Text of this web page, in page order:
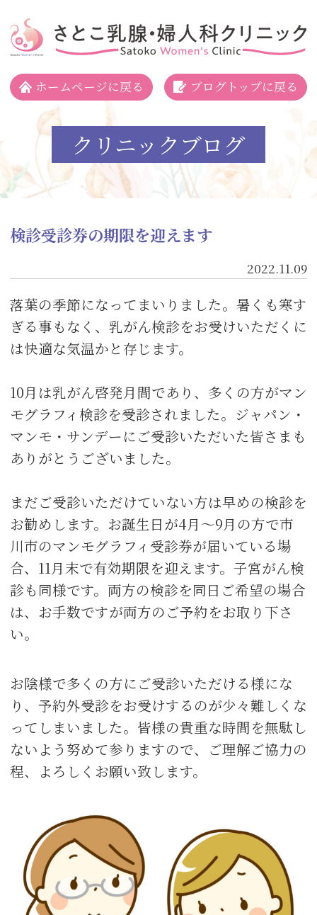
さとこ乳腺・婦人科クリニック
ホームページに戻る ブログトップに戻る
クリニックブログ
検診受診券の期限を迎えます
2022.11.09
落葉の季節になってまいりました。暑くも寒す
ぎる事もなく、乳がん検診をお受けいただくに
は快適な気温かと存じます。
10月は乳がん啓発月間であり、多くの方がマン
モグラフィ検診を受診されました。ジャパン・
マンモ・サンデーにご受診いただいた皆さまも
ありがとうございました。
まだご受診いただけていない方は早めの検診を
お勧めします。お誕生日が4月〜9月の方で市
川市のマンモグラフィ受診券が届いている場
合、11月末で有効期限を迎えます。子宮がん検
診も同様です。両方の検診を同日ご希望の場合
は、お手数ですが両方のご予約をお取り下さ
い。
お陰様で多くの方にご受診いただける様にな
り、予約外受診をお受けするのが少々難しくな
ってしまいました。皆様の貴重な時間を無駄し
ないよう努めて参りますので、ご理解ご協力の
程、よろしくお願い致します。